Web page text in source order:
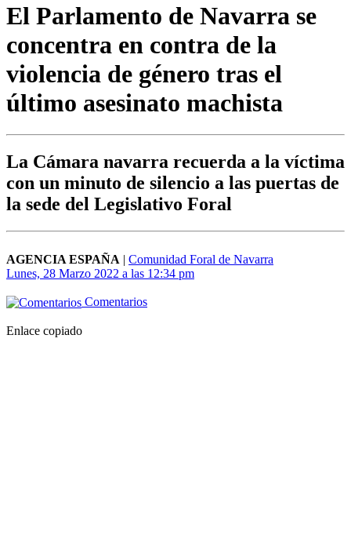
El Parlamento de Navarra se
concentra en contra de la
violencia de género tras el
último asesinato machista
La Cámara navarra recuerda a la víctima
con un minuto de silencio a las puertas de
la sede del Legislativo Foral
AGENCIA ESPAÑA | Comunidad Foral de Navarra
Lunes, 28 Marzo 2022 a las 12:34 pm
Comentarios
Enlace copiado